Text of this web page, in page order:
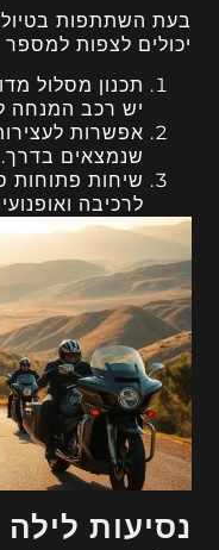
בעת השתתפות
יכולים לצפות למספר
תכנון מסלול
יש רכב המנחה
אפשרות
שנמצאים בדרך.
שיחות פתוחות
לרכיבה
נסיעות לילה